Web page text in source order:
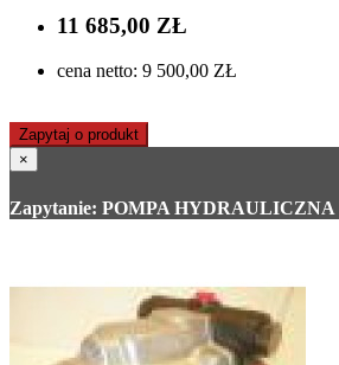
11 685,00 ZŁ
cena netto: 9 500,00 ZŁ
Zapytaj o produkt
×
Zapytanie: POMPA HYDRAULICZNA